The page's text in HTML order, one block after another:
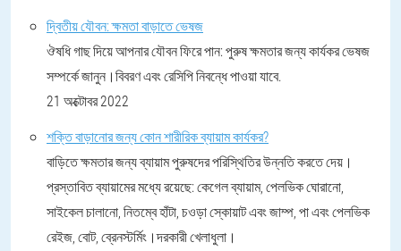
দ্বিতীয় যৌবন: ক্ষমতা বাড়াতে ভেষজ
ঔষধি গাছ দিয়ে আপনার যৌবন ফিরে পান: পুরুষ ক্ষমতার জন্য কার্যকর ভেষজ
সম্পর্কে জানুন।বিবরণ এবং রেসিপি নিবন্ধে পাওয়া যাবে.
21 অক্টোবর 2022
শক্তি বাড়ানোর জন্য কোন শারীরিক ব্যায়াম কার্যকর?
বাড়িতে ক্ষমতার জন্য ব্যায়াম পুরুষদের পরিস্থিতির উন্নতি করতে দেয়।
প্রস্তাবিত ব্যায়ামের মধ্যে রয়েছে: কেগেল ব্যায়াম, পেলভিক ঘোরানো,
সাইকেল চালানো, নিতম্বে হাঁটা, চওড়া স্কোয়াট এবং জাম্প, পা এবং পেলভিক
রেইজ, বোট, ব্রেনস্টর্মিং।দরকারী খেলাধুলা।